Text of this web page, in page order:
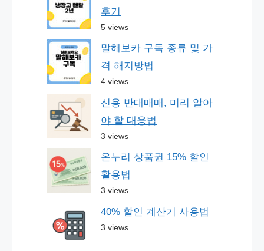
후기
5 views
말해보카 구독 종류 및 가
격 해지방법
4 views
신용 반대매매, 미리 알아
야 할 대응법
3 views
온누리 상품권 15% 할인
활용법
3 views
40% 할인 계산기 사용법
3 views